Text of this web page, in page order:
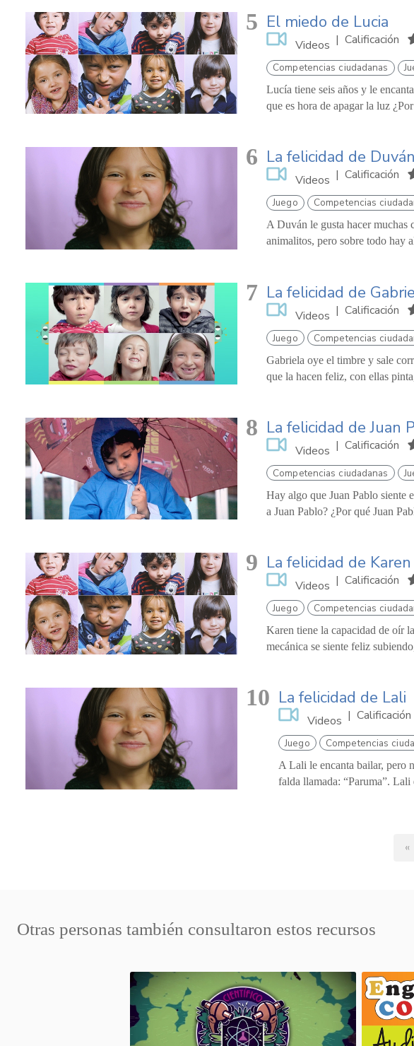
5 El miedo de Lucia
Videos | Calificación
Competencias ciudadanas
Lucía tiene seis años y le
que es hora de apagar la luz
6 La felicidad de Duván
Videos | Calificación
Juego Competencias
A Duván le gusta hacer muchas
animalitos, pero sobre todo hay
7 La felicidad de
Videos | Calificación
Juego Competencias
Gabriela oye el timbre y sale
que la hacen feliz, con ellas
8 La felicidad de Juan
Videos | Calificación
Competencias ciudadanas
Hay algo que Juan Pablo siente
a Juan Pablo? ¿Por qué Juan
9 La felicidad de Karen
Videos | Calificación
Juego Competencias
Karen tiene la capacidad de oír
mecánica se siente feliz
10 La felicidad de Lali
Videos | Calificación
Juego Competencias
A Lali le encanta bailar, pero
falda llamada: “Paruma”.
«
Otras personas también consultaron estos recursos